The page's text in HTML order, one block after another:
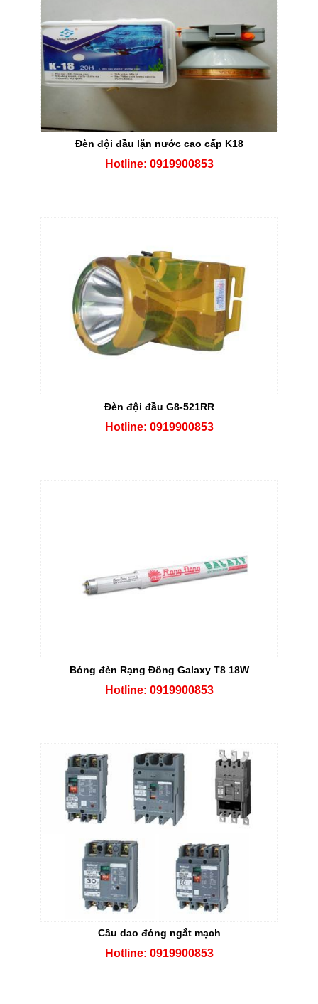
Đèn đội đầu lặn nước cao cấp K18
Hotline: 0919900853
Đèn đội đầu G8-521RR
Hotline: 0919900853
Bóng đèn Rạng Đông Galaxy T8 18W
Hotline: 0919900853
Cầu dao đóng ngắt mạch
Hotline: 0919900853